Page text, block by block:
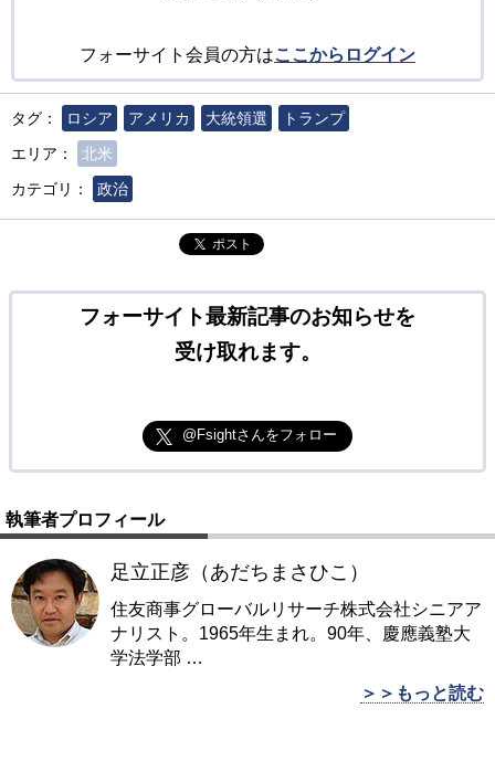
フォーサイト会員の方はここからログイン
タグ： ロシア アメリカ 大統領選
トランプ
エリア：
北米
カテゴリ：
政治
ポスト
フォーサイト最新記事のお知らせを
受け取れます。
@Fsightさんをフォロー
執筆者プロフィール
足立正彦（あだちまさひこ）
住友商事グローバルリサーチ株式会社シニアア
ナリスト。1965年生まれ。90年、慶應義塾大
学法学部 …
＞＞もっと読む